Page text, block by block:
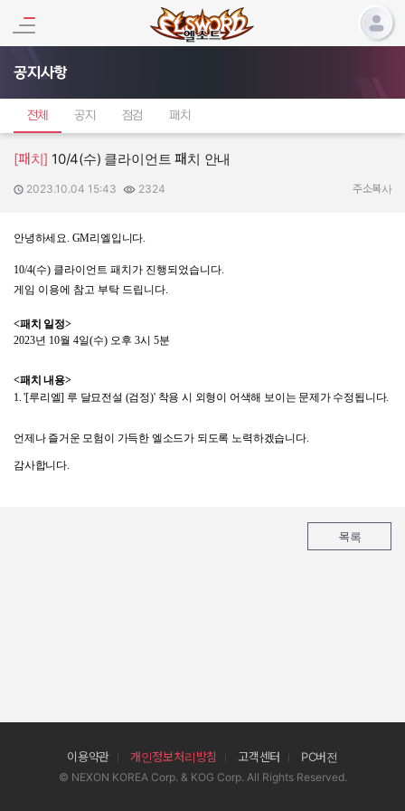
공지사항
전체 공지 점검 패치
[패치] 10/4(수) 클라이언트 패치 안내
작성일:
2023.10.04 15:43
조회수: 2324 주소복사
안녕하세요. GM리엘입니다.
10/4(수) 클라이언트 패치가 진행되었습니다.
게임 이용에 참고 부탁 드립니다.
<패치 일정>
2023년 10월 4일(수) 오후 3시 5분
<패치 내용>
1. '[루리엘] 루 달묘전설 (검정)' 착용 시 외형이 어색해 보이는 문제가 수정됩니다.
언제나 즐거운 모험이 가득한 엘소드가 되도록 노력하겠습니다.
감사합니다.
목록
이용약관 개인정보처리방침 고객센터 PC버전
© NEXON KOREA Corp. & KOG Corp. All Rights Reserved.